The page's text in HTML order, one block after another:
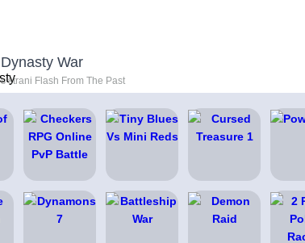
Dynasty War
s strani Flash From The Past